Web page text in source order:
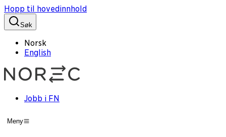
Hopp til hovedinnhold
Søk
Norsk
English
Jobb i FN
Meny